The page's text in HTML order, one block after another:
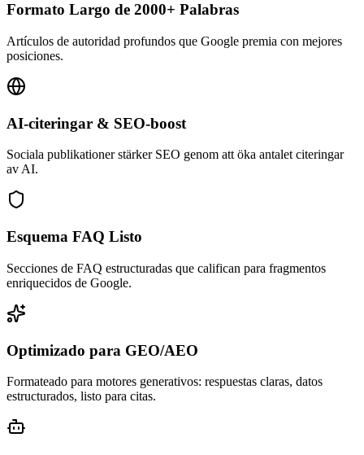
Formato Largo de 2000+ Palabras
Artículos de autoridad profundos que Google premia con mejores
posiciones.
AI-citeringar & SEO-boost
Sociala publikationer stärker SEO genom att öka antalet citeringar
av AI.
Esquema FAQ Listo
Secciones de FAQ estructuradas que califican para fragmentos
enriquecidos de Google.
Optimizado para GEO/AEO
Formateado para motores generativos: respuestas claras, datos
estructurados, listo para citas.